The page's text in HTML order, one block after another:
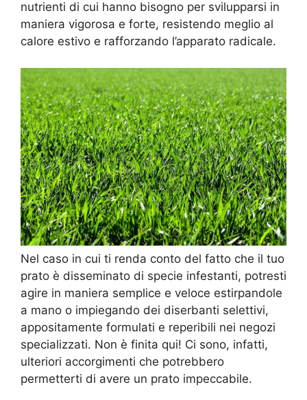
nutrienti di cui hanno bisogno per svilupparsi in
maniera vigorosa e forte, resistendo meglio al
calore estivo e rafforzando l’apparato radicale.
Nel caso in cui ti renda conto del fatto che il tuo
prato è disseminato di specie infestanti, potresti
agire in maniera semplice e veloce estirpandole
a mano o impiegando dei diserbanti selettivi,
appositamente formulati e reperibili nei negozi
specializzati. Non è finita qui! Ci sono, infatti,
ulteriori accorgimenti che potrebbero
permetterti di avere un prato impeccabile.